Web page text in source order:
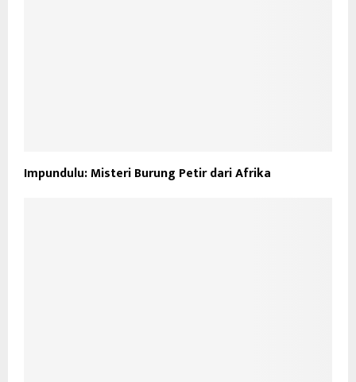
Impundulu: Misteri Burung Petir dari Afrika